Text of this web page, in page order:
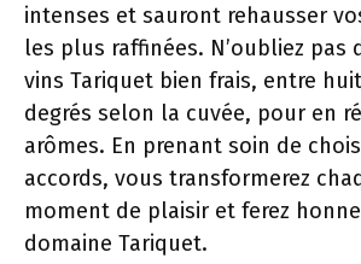
intenses et sauront rehausser
les plus raffinées. N’oubliez pas
vins Tariquet bien frais, entre
degrés selon la cuvée, pour en
arômes. En prenant soin de
accords, vous transformerez
moment de plaisir et ferez
domaine Tariquet.